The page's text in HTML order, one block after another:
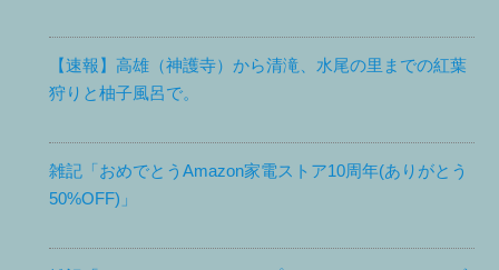
【速報】高雄（神護寺）から清滝、水尾の里までの紅葉
狩りと柚子風呂で。
雑記「おめでとうAmazon家電ストア10周年(ありがとう
50%OFF)」